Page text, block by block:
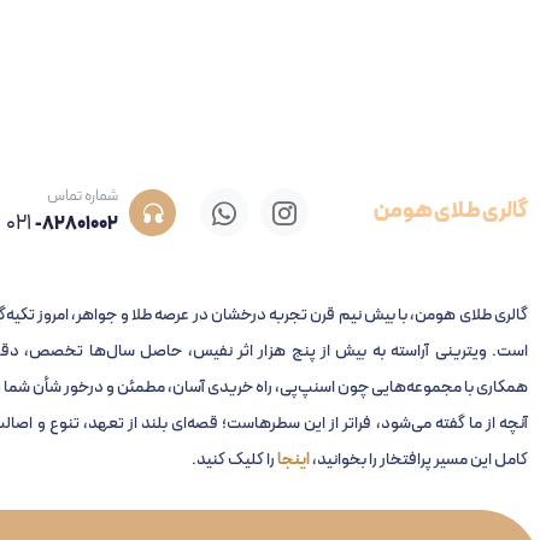
گالری طلای هومن شماره تماس
021-82801002
گالری طلای هومن، با بیش نیم قرن تجربه‌ درخشان در عرصه طلا و جواهر، امروز
است. ویترینی آراسته به بیش از پنج هزار اثر نفیس، حاصل سال‌ها تخصص،
همکاری با مجموعه‌هایی چون اسنپ‌پی، راه خریدی آسان، مطمئن و درخور شأن شما
آنچه از ما گفته می‌شود، فراتر از این سطرهاست؛ قصه‌ای بلند از تعهد، تنوع و
کامل این مسیر پرافتخار را بخوانید،اینجارا کلیک کنید.